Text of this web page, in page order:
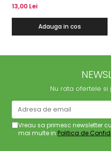
13,00 Lei
Adauga in cos
Nu rata ofertele
Vreau sa primesc newsletter
mai multe in Politica de